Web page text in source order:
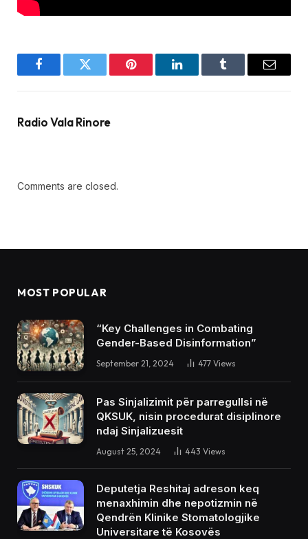
FacebookTwitter Pinterest LinkedInTumblr Email
Radio Vala Rinore
Comments are closed.
MOST POPULAR
“Key Challenges in Combating
Gender-Based Disinformation”
September 21, 2024 477 Views
Pas Sinjalizimit për parregullsi në
QKSUK, nisin procedurat disiplinore
ndaj Sinjalizuesit
August 25, 2024 443 Views
Deputetja Reshitaj adreson keq
menaxhimin dhe nepotizmin në
Qendrën Klinike Stomatologjike
Universitare të Kosovës